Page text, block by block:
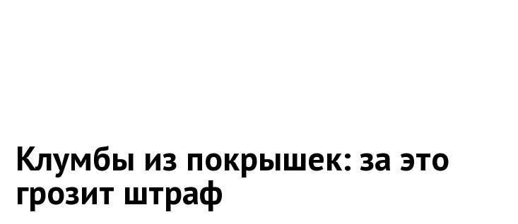
Клумбы из покрышек: за это
грозит штраф